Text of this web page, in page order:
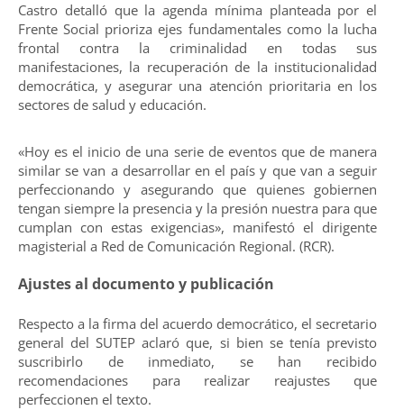
Castro detalló que la agenda mínima planteada por el
Frente Social prioriza ejes fundamentales como la lucha
frontal contra la criminalidad en todas sus
manifestaciones, la recuperación de la institucionalidad
democrática, y asegurar una atención prioritaria en los
sectores de salud y educación.
«Hoy es el inicio de una serie de eventos que de manera
similar se van a desarrollar en el país y que van a seguir
perfeccionando y asegurando que quienes gobiernen
tengan siempre la presencia y la presión nuestra para que
cumplan con estas exigencias», manifestó el dirigente
magisterial a Red de Comunicación Regional. (RCR).
Ajustes al documento y publicación
Respecto a la firma del acuerdo democrático, el secretario
general del SUTEP aclaró que, si bien se tenía previsto
suscribirlo de inmediato, se han recibido
recomendaciones para realizar reajustes que
perfeccionen el texto.